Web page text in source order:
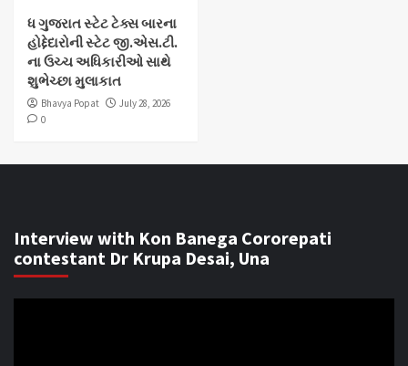
ધ ગુજરાત સ્ટેટ ટેક્સ બારના
હોદ્દેદારોની સ્ટેટ જી.એસ.ટી.
ના ઉચ્ચ અધિકારીઓ સાથે
શુભેચ્છા મુલાકાત
Bhavya Popat
July 28, 2026
0
Interview with Kon Banega Cororepati
contestant Dr Krupa Desai, Una